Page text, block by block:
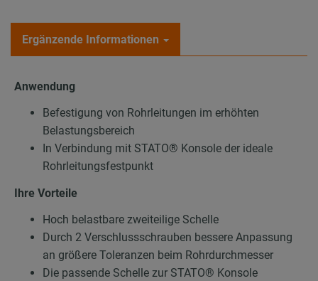
Ergänzende Informationen
Anwendung
Befestigung von Rohrleitungen im erhöhten
Belastungsbereich
In Verbindung mit STATO® Konsole der ideale
Rohrleitungsfestpunkt
Ihre Vorteile
Hoch belastbare zweiteilige Schelle
Durch 2 Verschlussschrauben bessere Anpassung
an größere Toleranzen beim Rohrdurchmesser
Die passende Schelle zur STATO® Konsole